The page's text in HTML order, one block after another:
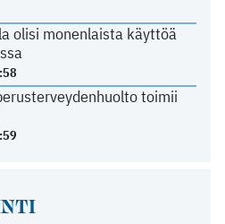
olisi monenlaista käyttöä
toimii